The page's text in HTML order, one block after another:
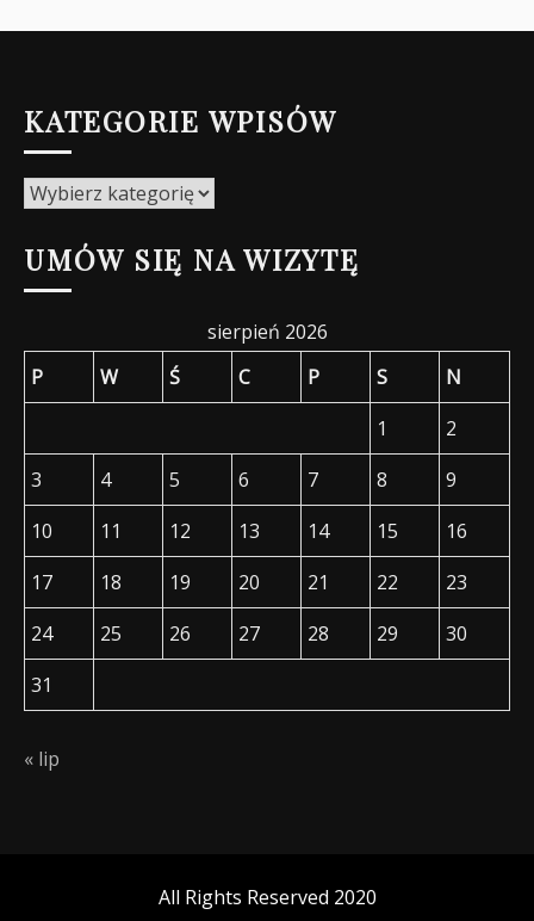
KATEGORIE WPISÓW
Kategorie
UMÓW SIĘ NA WIZYTĘ
sierpień 2026
P
W Ś C P S
N
1
2
3
4 5 6 7 8
9
10
11 12 13 14 15
16
17
18 19 20 21 22
23
24
25 26 27 28 29
30
31
« lip
All Rights Reserved 2020